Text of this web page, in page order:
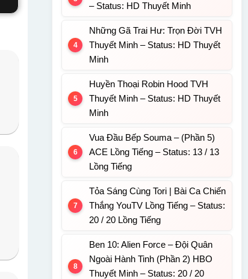
– Status: HD Thuyết Minh
Những Gã Trai Hư: Trọn Đời TVH
Thuyết Minh – Status: HD Thuyết
Minh
Huyền Thoại Robin Hood TVH
Thuyết Minh – Status: HD Thuyết
Minh
Vua Đầu Bếp Souma – (Phần 5)
ACE Lồng Tiếng – Status: 13 / 13
Lồng Tiếng
Tỏa Sáng Cùng Tori | Bài Ca Chiến
Thắng YouTV Lồng Tiếng – Status:
20 / 20 Lồng Tiếng
Ben 10: Alien Force – Đội Quân
Ngoài Hành Tinh (Phần 2) HBO
Thuyết Minh – Status: 20 / 20